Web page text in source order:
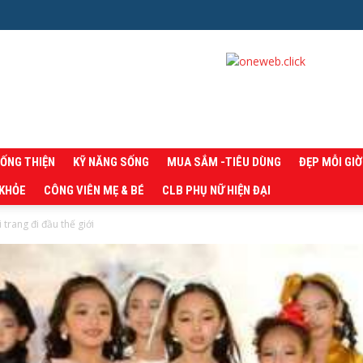
THIỆN KỸ NĂNG SỐNG MUA SẮM -TIÊU DÙNG
ĐẸP MỖI GIỜ
CÔNG VIÊN MẸ & BÉ CLB PHỤ NỮ HIỆN ĐẠI
đi đầu thế giới